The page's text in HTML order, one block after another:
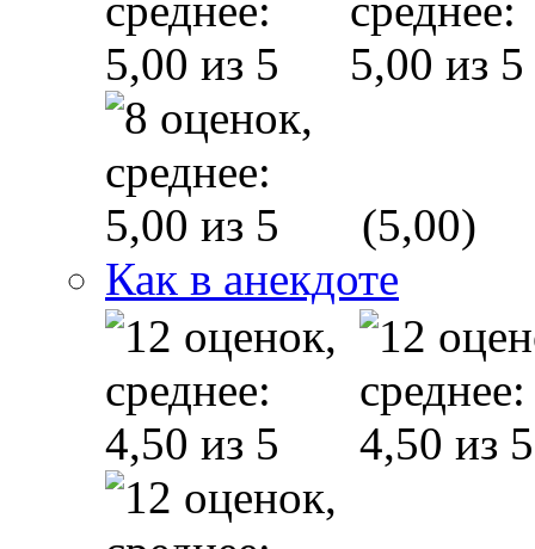
(5,00)
Как в анекдоте